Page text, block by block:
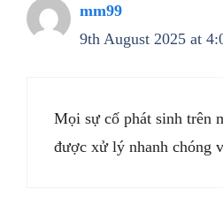
mm99
9th August 2025 at
Mọi sự cố phát sinh trên
được xử lý nhanh chóng